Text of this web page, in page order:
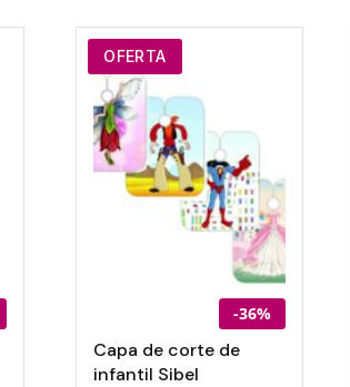
OFERTA
-36%
Capa de corte de
infantil Sibel